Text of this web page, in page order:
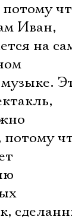
Иван,
на
музыке.
потому